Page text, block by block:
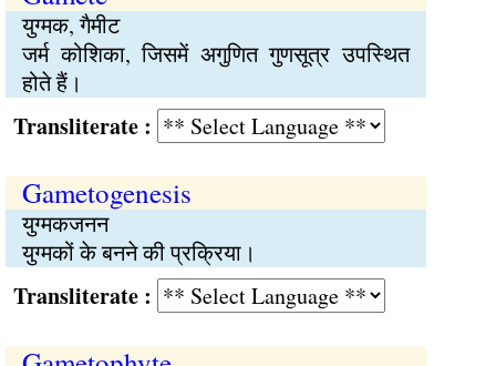
युग्मक, गैमीट
जर्म कोशिका, जिसमें अगुणित गुणसूत्र उपस्थित
होते हैं।
:
Gametogenesis
युग्मकजनन
युग्मकों के बनने की प्रक्रिया।
: